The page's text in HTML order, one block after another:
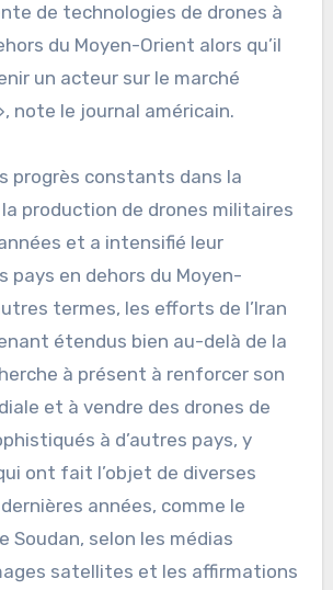
de technologies de drones à
du Moyen-Orient alors qu’il
un acteur sur le marché
note le journal américain.
progrès constants dans la
production de drones militaires
et a intensifié leur
pays en dehors du Moyen-
termes, les efforts de l’Iran
étendus bien au-delà de la
à présent à renforcer son
et à vendre des drones de
à d’autres pays, y
ont fait l’objet de diverses
années, comme le
Soudan, selon les médias
satellites et les affirmations